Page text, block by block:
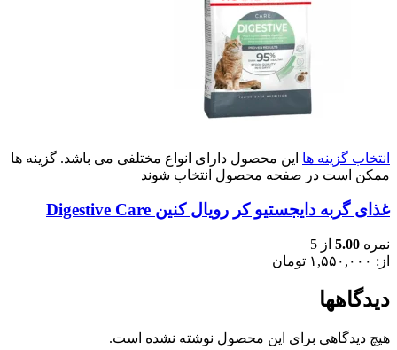
انتخاب گزینه ها این محصول دارای انواع مختلفی می باشد. گزینه ها
ممکن است در صفحه محصول انتخاب شوند
غذای گربه دایجستیو کر رویال کنین Digestive Care
نمره 5.00 از 5
از: ۱,۵۵۰,۰۰۰ تومان
دیدگاهها
هیچ دیدگاهی برای این محصول نوشته نشده است.